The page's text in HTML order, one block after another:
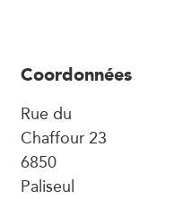
Coordonnées
Rue du
Chaffour 23
6850
Paliseul